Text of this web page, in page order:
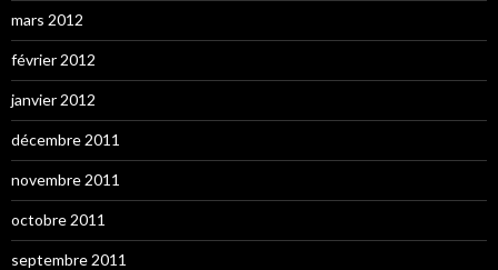
mars 2012
février 2012
janvier 2012
décembre 2011
novembre 2011
octobre 2011
septembre 2011